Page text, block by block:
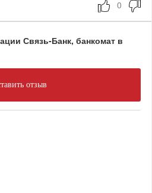
Связь-Банк, банкомат в
отзыв